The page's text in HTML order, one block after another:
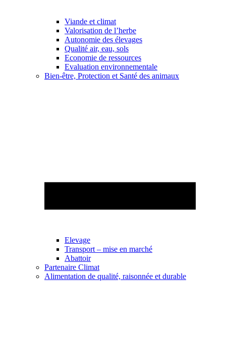
Viande et climat
Valorisation de l’herbe
Autonomie des élevages
Qualité air, eau, sols
Economie de ressources
Evaluation environnementale
Bien-être, Protection et Santé des animaux
Elevage
Transport – mise en marché
Abattoir
Partenaire Climat
Alimentation de qualité, raisonnée et durable